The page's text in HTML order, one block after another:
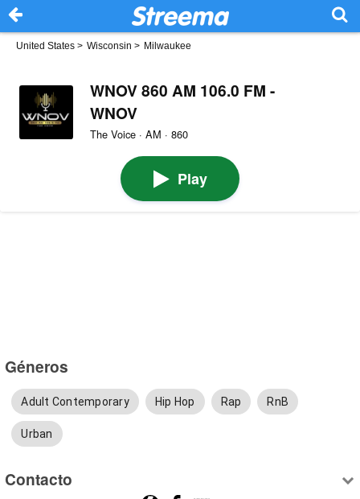
United States > Wisconsin > Milwaukee
WNOV 860 AM 106.0 FM -
WNOV
The Voice · AM · 860
Play
Géneros
Adult Contemporary Hip Hop Rap RnB
Urban
Contacto